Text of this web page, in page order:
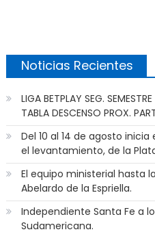
Noticias Recientes
LIGA BETPLAY SEG.
TABLA DESCENSO PROX.
Del 10 al 14 de agosto
el levantamiento, de la
El equipo ministerial hasta
Abelardo de la Espriella.
Independiente Santa Fe a
Sudamericana.